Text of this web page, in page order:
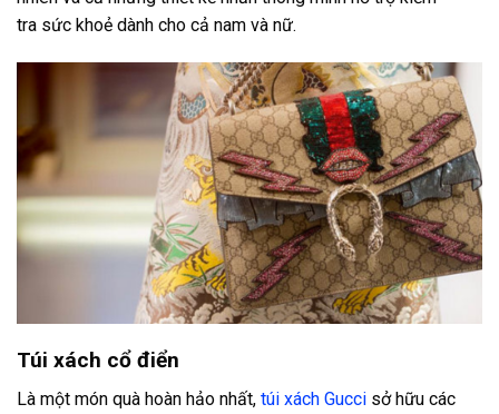
tra sức khoẻ dành cho cả nam và nữ.
Túi xách cổ điển
Là một món quà hoàn hảo nhất, túi xách Gucci sở hữu các